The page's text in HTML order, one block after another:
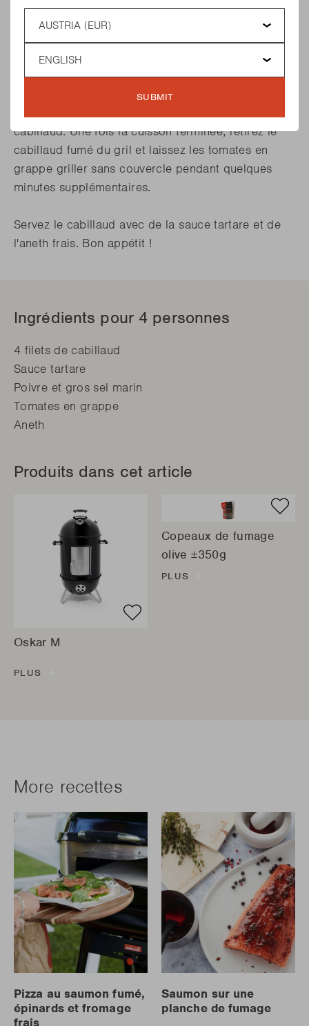
l'extérieur, moins vous devez ouvrir les trous
fumoir garantit une cuisson homogène du
cabillaud. Pour un bon résultat, il faut fumer le
cabillaud pendant une heure. Cependant, cela
cabillaud. Une fois la cuisson terminée, retirez le
cabillaud fumé du gril et laissez les tomates en
grappe griller sans couvercle pendant quelques
minutes supplémentaires.
Servez le cabillaud avec de la sauce tartare et de
l'aneth frais. Bon appétit !
Ingrédients pour 4 personnes
4 filets de cabillaud
Sauce tartare
Poivre et gros sel marin
Tomates en grappe
Aneth
Produits dans cet article
Oskar M
PLUS
Copeaux de fumage
olive ±350g
PLUS
More recettes
Pizza au saumon fumé,
épinards et fromage
frais
Saumon sur une
planche de fumage
Country
Language
SUBMIT